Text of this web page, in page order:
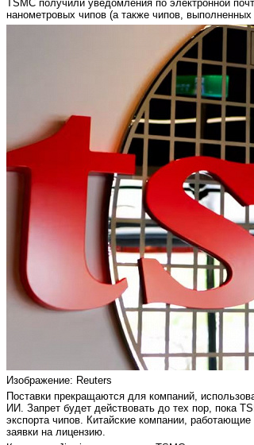
TSMC получили уведомления по электронной
нанометровых чипов (а также чипов,
Изображение: Reuters
Поставки прекращаются для компаний,
ИИ. Запрет будет действовать до тех пор, пока
экспорта чипов. Китайские компании,
заявки на лицензию.